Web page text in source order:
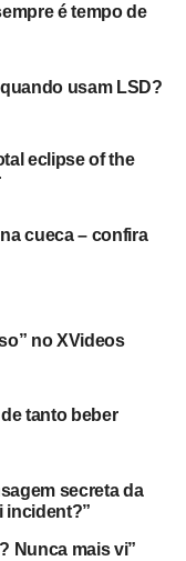
é tempo de
usam LSD?
eclipse of the
cueca – confira
no XVideos
tanto beber
secreta da
incident?”
Nunca mais vi”